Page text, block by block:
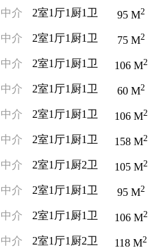
中介 2室1厅1厨1卫 95 M2
中介 2室1厅1厨1卫 75 M2
中介 2室1厅1厨1卫 106 M2
中介 2室1厅1厨1卫 60 M2
中介 2室1厅1厨1卫 106 M2
中介 2室1厅1厨1卫 158 M2
中介 2室1厅1厨2卫 105 M2
中介 2室1厅1厨1卫 95 M2
中介 2室1厅1厨1卫 106 M2
中介 2室1厅1厨2卫 118 M2